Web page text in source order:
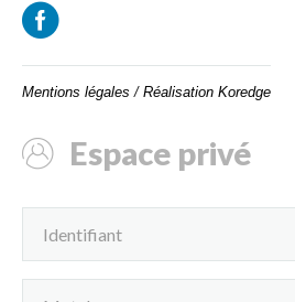
Mentions légales / Réalisation Koredge
Espace privé